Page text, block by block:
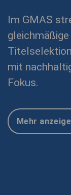
Im GMAS
mit
Fokus.
Mehr